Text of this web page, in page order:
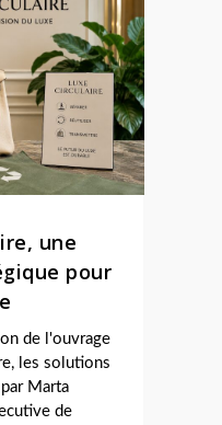
une
pour
de l'ouvrage
les solutions
Marta
de